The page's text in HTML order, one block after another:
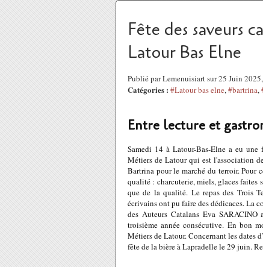
Fête des saveurs
Latour Bas Elne
Publié par Lemenuisiart sur 25 Juin
Catégories : #Latour bas elne,#bartrina,
Entre lecture et
Samedi 14 à Latour-Bas-Elne a eu une
Métiers de Latour qui est l'association
Bartrina pour le marché du terroir. Pour
qualité : charcuterie, miels, glaces faites
que de la qualité. Le repas des Trois
écrivains ont pu faire des dédicaces. La
des Auteurs Catalans Eva
troisième année consécutive. En bon
Métiers de Latour. Concernant les dates
fête de la bière à Lapradelle le 29 juin.